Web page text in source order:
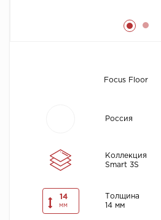
Focus Floor
Россия
Коллекция
Smart 3S
14
мм
Толщина
14 мм